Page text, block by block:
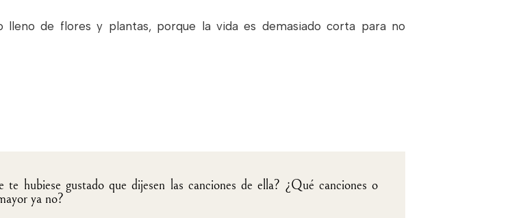
lleno de flores y plantas, porque la vida es demasiado corta para no
hubiese gustado que dijesen las canciones de ella? ¿Qué canciones o
ya no?